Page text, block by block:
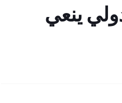
ينعي